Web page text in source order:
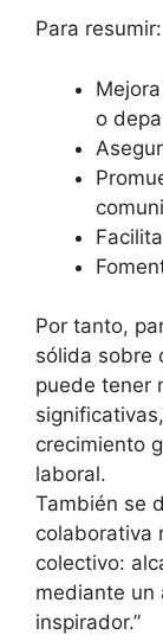
Para resumir:
o
Por tanto,
sólida sobre
puede tener
crecimiento
laboral.
También se
colaborativa
colectivo:
mediante un
inspirador.”